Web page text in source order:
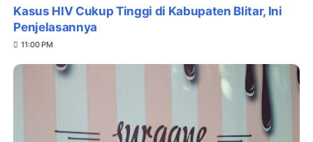
Kasus HIV Cukup Tinggi di Kabupaten Blitar, Ini
Penjelasannya
11:00 PM